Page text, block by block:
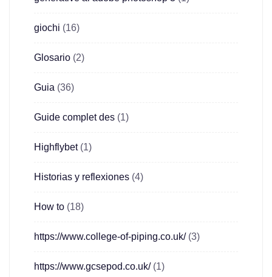
giochi (16)
Glosario (2)
Guia (36)
Guide complet des (1)
Highflybet(1)
Historias y reflexiones (4)
How to (18)
https://www.college-of-piping.co.uk/(3)
https://www.gcsepod.co.uk/(1)